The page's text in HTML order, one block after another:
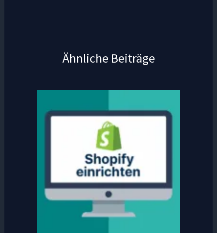
Ähnliche Beiträge